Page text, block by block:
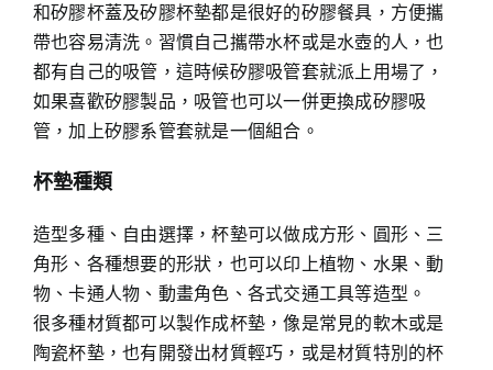
和矽膠杯蓋及矽膠杯墊都是很好的矽膠餐具，方便攜
帶也容易清洗。習慣自己攜帶水杯或是水壺的人，也
都有自己的吸管，這時候矽膠吸管套就派上用場了，
如果喜歡矽膠製品，吸管也可以一併更換成矽膠吸
管，加上矽膠系管套就是一個組合。
杯墊種類
造型多種、自由選擇，杯墊可以做成方形、圓形、三
角形、各種想要的形狀，也可以印上植物、水果、動
物、卡通人物、動畫角色、各式交通工具等造型。
很多種材質都可以製作成杯墊，像是常見的軟木或是
陶瓷杯墊，也有開發出材質輕巧，或是材質特別的杯